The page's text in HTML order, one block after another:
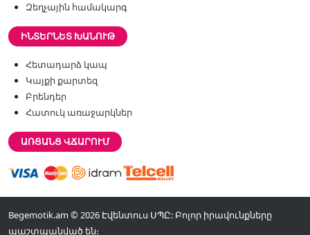
Զեղչային համակարգ
ԻՆՏԵՐՆԵՏ ԽԱՆՈՒԹ
Հետադարձ կապ
Կայքի քարտեզ
Բրենդեր
Հատուկ առաջարկներ
ԱՌՑԱՆՑ ՎՃԱՐՈՒՄ
Begemotik.am © 2026 Էվենտուս ՍՊԸ: Բոլոր իրավունքները
պաշտպանված են։